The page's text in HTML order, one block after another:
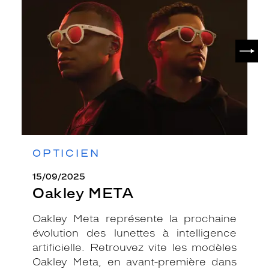
OPTICIEN
15/09/2025
Oakley META
Oakley Meta représente la prochaine
évolution des lunettes à intelligence
artificielle. Retrouvez vite les modèles
Oakley Meta, en avant-première dans